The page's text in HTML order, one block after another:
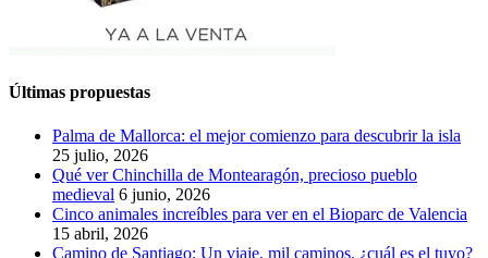
Últimas propuestas
Palma de Mallorca: el mejor comienzo para descubrir la isla
25 julio, 2026
Qué ver Chinchilla de Montearagón, precioso pueblo
medieval 6 junio, 2026
Cinco animales increíbles para ver en el Bioparc de Valencia
15 abril, 2026
Camino de Santiago: Un viaje, mil caminos. ¿cuál es el tuyo?